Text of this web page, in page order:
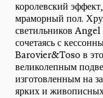
королевский
мраморный пол.
светильников
сочетаясь с
Barovier&Toso в
великолепным
изготовленным на
ярких и